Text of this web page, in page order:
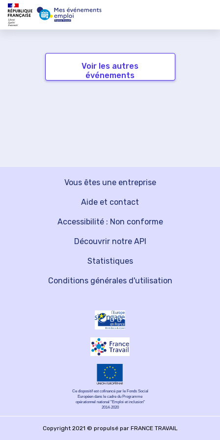
Voir les autres
événements
Vous êtes une entreprise
Découvrir notre API
Aide et contact
Statistiques
Accessibilité : Non conforme
Conditions générales d'utilisation
Ce dispositif est cofinancé par le Fonds Social
Européen dans le cadre du Programme
opérationnel national "Emploi et inclusion"
2014-2020
Copyright 2021 © propulsé par FRANCE TRAVAIL